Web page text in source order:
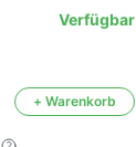
Verfügbar
+ Warenkorb